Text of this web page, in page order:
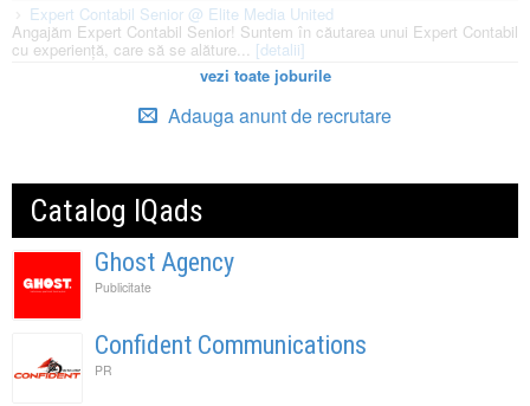
Expert Contabil Senior @ Elite Media United
Angajăm Expert Contabil Senior! Suntem în căutarea unui Expert Contabil
cu experiență, care să se alăture... [detalii]
vezi toate joburile
Adauga anunt de recrutare
Catalog IQads
Ghost Agency
Publicitate
Confident Communications
PR